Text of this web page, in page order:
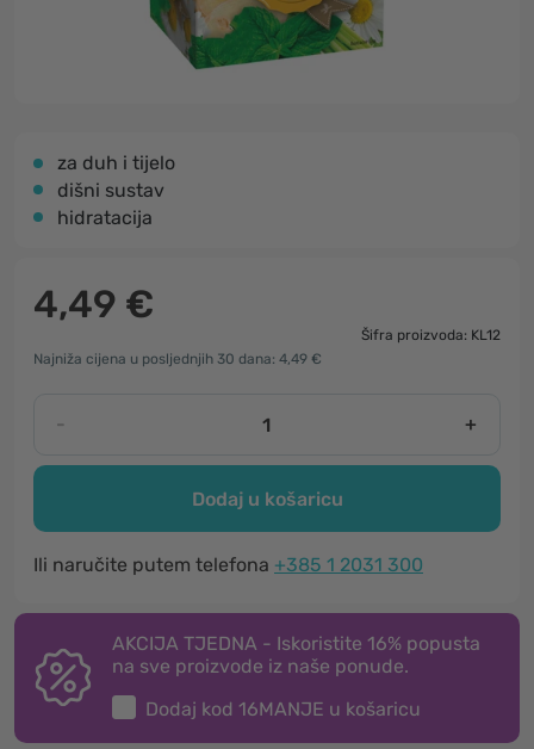
za duh i tijelo
dišni sustav
hidratacija
4,49 €
Šifra proizvoda: KL12
Najniža cijena u posljednjih 30 dana: 4,49 €
- +
Dodaj u košaricu
Ili naručite putem telefona +385 1 2031 300
AKCIJA TJEDNA - Iskoristite 16% popusta
na sve proizvode iz naše ponude.
Dodaj kod 16MANJE u košaricu